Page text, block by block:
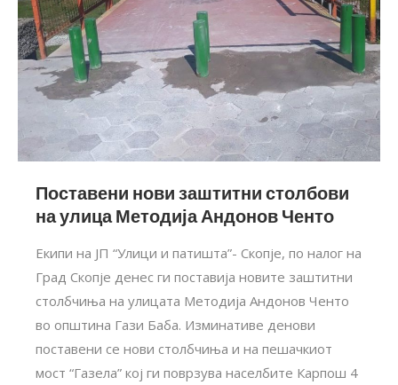
Поставени нови заштитни столбови
на улица Методија Андонов Ченто
Екипи на ЈП “Улици и патишта”- Скопје, по налог на
Град Скопје денес ги поставија новите заштитни
столбчиња на улицата Методија Андонов Ченто
во општина Гази Баба. Изминативе денови
поставени се нови столбчиња и на пешачкиот
мост “Газела” кој ги поврзува населбите Карпош 4